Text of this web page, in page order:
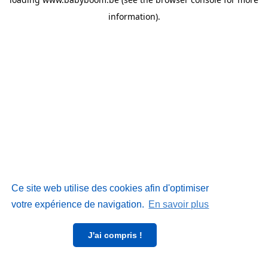
Ce site web utilise des cookies afin d'optimiser
votre expérience de navigation. En savoir plus
J'ai compris !
information).